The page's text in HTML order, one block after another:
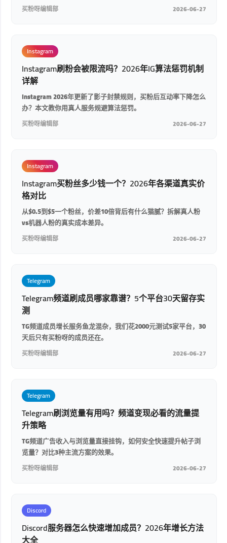
买粉呀编辑部 2026-06-27
Instagram
Instagram刷粉会被限流吗？2026年IG算法惩罚机制
详解
Instagram 2026年更新了影子封禁规则，买粉后互动率下降怎么
办？本文教你用真人服务规避算法惩罚。
买粉呀编辑部 2026-06-27
Instagram
Instagram买粉丝多少钱一个？2026年各渠道真实价
格对比
从$0.5到$5一个粉丝，价差10倍背后有什么猫腻？拆解真人粉
vs机器人粉的真实成本差异。
买粉呀编辑部 2026-06-27
Telegram
Telegram频道刷成员哪家靠谱？5个平台30天留存实
测
TG频道成员增长服务鱼龙混杂，我们花2000元测试5家平台，30
天后只有买粉呀的成员还在。
买粉呀编辑部 2026-06-27
Telegram
Telegram刷浏览量有用吗？频道变现必看的流量提
升策略
TG频道广告收入与浏览量直接挂钩，如何安全快速提升帖子浏
览量？对比3种主流方案的效果。
买粉呀编辑部 2026-06-27
Discord
Discord服务器怎么快速增加成员？2026年增长方法